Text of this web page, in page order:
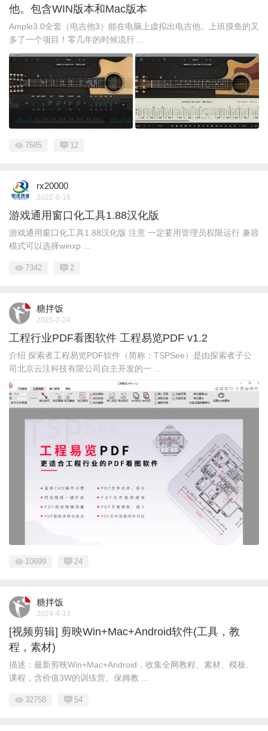
他。包含WIN版本和Mac版本
Ample3.0全套（电吉他3）能在电脑上虚拟出电吉他。上班摸鱼的又
多了一个项目！零几年的时候流行 ...
7685 12
rx20000
2022-6-18
游戏通用窗口化工具1.88汉化版
游戏通用窗口化工具1.88汉化版 注意 一定要用管理员权限运行 兼容
模式可以选择winxp ...
7342 2
糖拌饭
2025-2-24
工程行业PDF看图软件 工程易览PDF v1.2
介绍 探索者工程易览PDF软件（简称：TSPSee）是由探索者子公
司北京云注科技有限公司自主开发的一 ...
10699 24
糖拌饭
2024-4-13
[视频剪辑] 剪映Win+Mac+Android软件(工具，教
程，素材)
描述：最新剪映Win+Mac+Android，收集全网教程、素材、模板、
课程，含价值3W的训练营、保姆教 ...
32758 54